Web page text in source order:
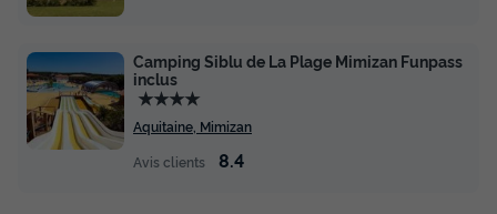
Camping Siblu de La Plage Mimizan Funpass
inclus
★★★★
Aquitaine, Mimizan
Avis clients
8.4